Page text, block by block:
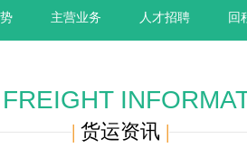
主营业务 人才招聘 回
| 货运资讯 |